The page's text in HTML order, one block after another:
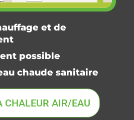
et de
possible
chaude sanitaire
CHALEUR AIR/EAU